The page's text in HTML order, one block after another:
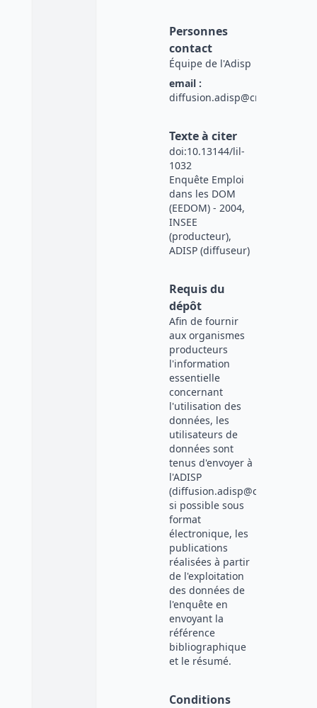
Personnes
contact
Équipe de l'Adisp
email :
diffusion.adisp@cnrs.fr
Texte à citer
doi:10.13144/lil-
1032
Enquête Emploi
dans les DOM
(EEDOM) - 2004,
INSEE
(producteur),
ADISP (diffuseur)
Requis du
dépôt
Afin de fournir
aux organismes
producteurs
l'information
essentielle
concernant
l'utilisation des
données, les
utilisateurs de
données sont
tenus d'envoyer à
l'ADISP
(diffusion.adisp@cnrs.fr),
si possible sous
format
électronique, les
publications
réalisées à partir
de l'exploitation
des données de
l'enquête en
envoyant la
référence
bibliographique
et le résumé.
Conditions